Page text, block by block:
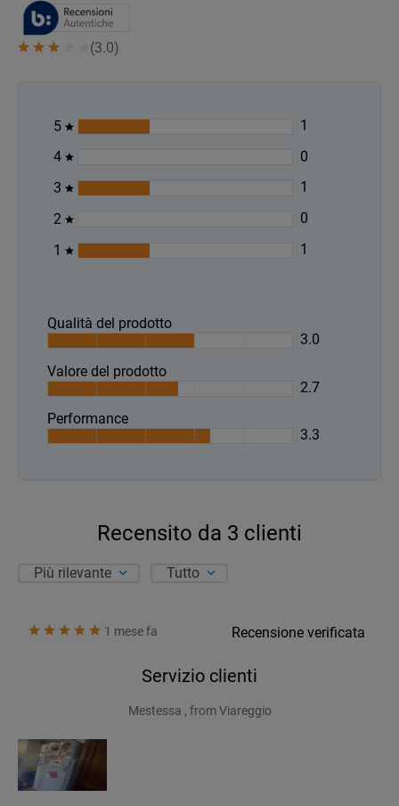
(3.0)
5
1
4
0
3
1
2
0
1
1
Qualità del prodotto
3.0
Valore del prodotto
2.7
Performance
3.3
Recensito da 3 clienti
Più rilevante Tutto
1 mese fa Recensione verificata
Servizio clienti
Mestessa , from Viareggio